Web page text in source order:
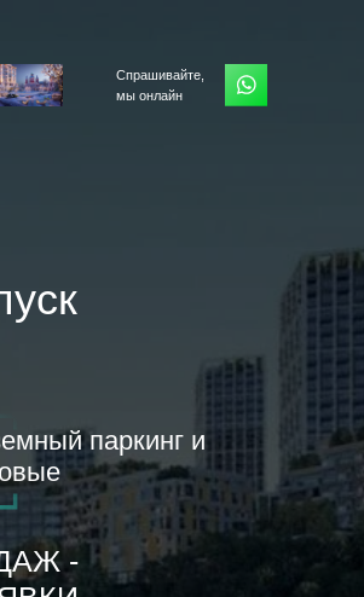
паркинг и
-
Спрашивайте,
мы онлайн